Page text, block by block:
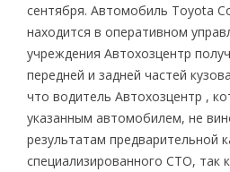
сентября. Автомобиль Toyota
находится в оперативном
учреждения Автохозцентр
передней и задней частей
что водитель Автохозцентр ,
указанным автомобилем, не
результатам предварительной
специализированного СТО, так